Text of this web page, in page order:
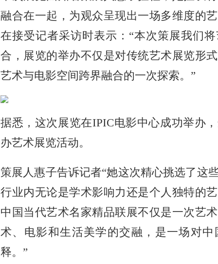
融合在一起，为观众呈现出一场多维度的
在接受记者采访时表示：“本次策展我们
合，展览的举办不仅是对传统艺术展览形
艺术与电影空间跨界融合的一次探索。”
据悉，这次展览在IPIC电影中心成功举办
办艺术展览活动。
策展人惠子告诉记者“她这次精心挑选了这
行业内无论是学术影响力还是个人独特的
中国当代艺术名家精品联展不仅是一次艺
术、电影和生活美学的交融，是一场对
释。”